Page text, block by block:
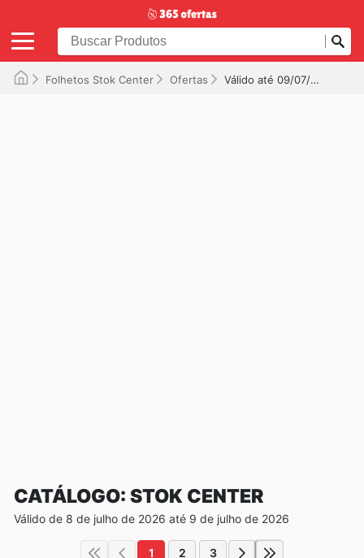
Folhetos Stok Center Ofertas Válido até 09/07/2026
CATÁLOGO: STOK CENTER
Válido de 8 de julho de 2026 até 9 de julho de 2026
1 2 3